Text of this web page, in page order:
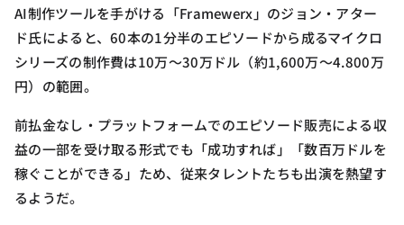
AI制作ツールを手がける「Framewerx」のジョン・アター
ド氏によると、60本の1分半のエピソードから成るマイクロ
シリーズの制作費は10万〜30万ドル（約1,600万〜4.800万
円）の範囲。
前払金なし・プラットフォームでのエピソード販売による収
益の一部を受け取る形式でも「成功すれば」「数百万ドルを
稼ぐことができる」ため、従来タレントたちも出演を熱望す
るようだ。